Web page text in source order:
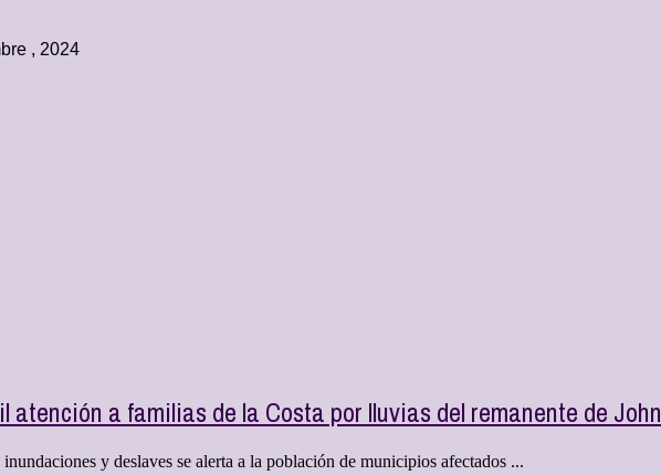
, 2024
atención a familias de la Costa por lluvias del remanente de John
y deslaves se alerta a la población de municipios afectados ...